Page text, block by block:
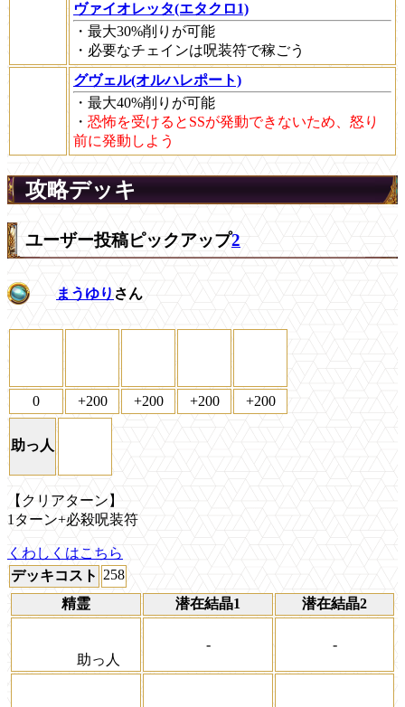
ヴァイオレッタ(エタクロ1)
・最大30%削りが可能
・必要なチェインは呪装符で稼ごう
グヴェル(オルハレポート)
・最大40%削りが可能
・ 恐怖を受けるとSSが発動できないため、怒り
前に発動しよう
攻略デッキ
ユーザー投稿ピックアップ2
まうゆりさん
0 +200 +200 +200 +200
助っ人
【クリアターン】
1ターン+必殺呪装符
くわしくはこちら
デッキコスト 258
精霊
潜在結晶1 潜在結晶2
助っ人
- -